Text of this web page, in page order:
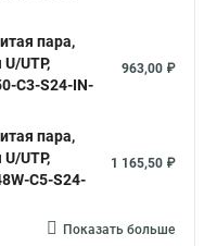
пара,
UTP,
C3-S24-IN-
963,00 ₽
пара,
UTP,
C5-S24-
1 165,50 ₽
Показать больше